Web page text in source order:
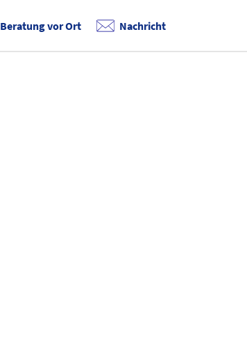
Beratung vor Ort Nachricht